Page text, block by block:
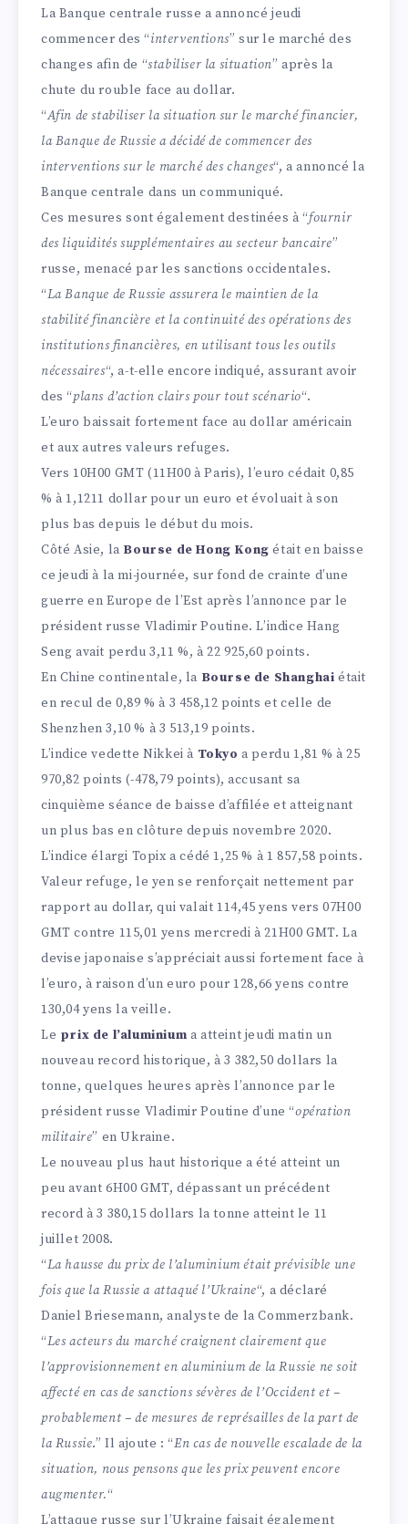
La Banque centrale russe a annoncé jeudi
commencer des “interventions” sur le marché des
changes afin de “stabiliser la situation” après la
chute du rouble face au dollar.
“Afin de stabiliser la situation sur le marché financier,
la Banque de Russie a décidé de commencer des
interventions sur le marché des changes“, a annoncé la
Banque centrale dans un communiqué.
Ces mesures sont également destinées à “fournir
des liquidités supplémentaires au secteur bancaire”
russe, menacé par les sanctions occidentales.
“La Banque de Russie assurera le maintien de la
stabilité financière et la continuité des opérations des
institutions financières, en utilisant tous les outils
nécessaires“, a-t-elle encore indiqué, assurant avoir
des “plans d’action clairs pour tout scénario“.
L’euro baissait fortement face au dollar américain
et aux autres valeurs refuges.
Vers 10H00 GMT (11H00 à Paris), l’euro cédait 0,85
% à 1,1211 dollar pour un euro et évoluait à son
plus bas depuis le début du mois.
Côté Asie, la Bourse de Hong Kong était en baisse
ce jeudi à la mi-journée, sur fond de crainte d’une
guerre en Europe de l’Est après l’annonce par le
président russe Vladimir Poutine. L’indice Hang
Seng avait perdu 3,11 %, à 22 925,60 points.
En Chine continentale, la Bourse de Shanghai était
en recul de 0,89 % à 3 458,12 points et celle de
Shenzhen 3,10 % à 3 513,19 points.
L’indice vedette Nikkei à Tokyoa perdu 1,81 % à 25
970,82 points (-478,79 points), accusant sa
cinquième séance de baisse d’affilée et atteignant
un plus bas en clôture depuis novembre 2020.
L’indice élargi Topix a cédé 1,25 % à 1 857,58 points.
Valeur refuge, le yen se renforçait nettement par
rapport au dollar, qui valait 114,45 yens vers 07H00
GMT contre 115,01 yens mercredi à 21H00 GMT. La
devise japonaise s’appréciait aussi fortement face à
l’euro, à raison d’un euro pour 128,66 yens contre
130,04 yens la veille.
Le prix de l’aluminium a atteint jeudi matin un
nouveau record historique, à 3 382,50 dollars la
tonne, quelques heures après l’annonce par le
président russe Vladimir Poutine d’une “opération
militaire” en Ukraine.
Le nouveau plus haut historique a été atteint un
peu avant 6H00 GMT, dépassant un précédent
record à 3 380,15 dollars la tonne atteint le 11
juillet 2008.
“La hausse du prix de l’aluminium était prévisible une
fois que la Russie a attaqué l’Ukraine“, a déclaré
Daniel Briesemann, analyste de la Commerzbank.
“Les acteurs du marché craignent clairement que
l’approvisionnement en aluminium de la Russie ne soit
affecté en cas de sanctions sévères de l’Occident et –
probablement – de mesures de représailles de la part de
la Russie.” Il ajoute : “En cas de nouvelle escalade de la
situation, nous pensons que les prix peuvent encore
augmenter.“
L’attaque russe sur l’Ukraine faisait également